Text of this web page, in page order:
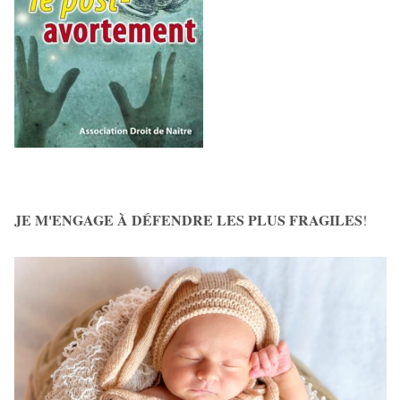
JE M'ENGAGE À DÉFENDRE LES PLUS FRAGILES!